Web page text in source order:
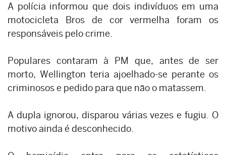
A polícia informou que dois indivíduos em uma
motocicleta Bros de cor vermelha foram os
responsáveis pelo crime.
Populares contaram à PM que, antes de ser
morto, Wellington teria ajoelhado-se perante os
criminosos e pedido para que não o matassem.
A dupla ignorou, disparou várias vezes e fugiu. O
motivo ainda é desconhecido.